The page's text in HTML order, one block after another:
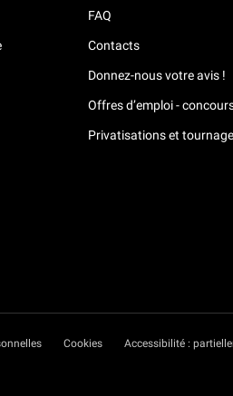
FAQ
Contacts
Donnez-nous votre avis !
Offres d’emploi -
Privatisations et
Cookies Accessibilité :